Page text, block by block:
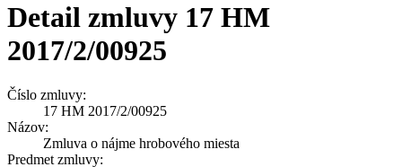
Detail zmluvy 17 HM
2017/2/00925
Číslo zmluvy:
17 HM 2017/2/00925
Názov:
Zmluva o nájme hrobového miesta
Predmet zmluvy: